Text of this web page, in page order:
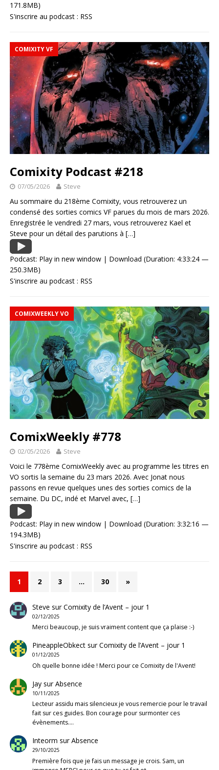
171.8MB)
S'inscrire au podcast : RSS
COMIXITY VF
Comixity Podcast #218
07/05/2026 Steve
Au sommaire du 218ème Comixity, vous retrouverez un
condensé des sorties comics VF parues du mois de mars 2026.
Enregistrée le vendredi 27 mars, vous retrouverez Kael et
Steve pour un détail des parutions à […]
Podcast: Play in new window | Download (Duration: 4:33:24 —
250.3MB)
S'inscrire au podcast : RSS
COMIXWEEKLY VO
ComixWeekly #778
02/05/2026 Steve
Voici le 778ème ComixWeekly avec au programme les titres en
VO sortis la semaine du 23 mars 2026. Avec Jonat nous
passons en revue quelques unes des sorties comics de la
semaine. Du DC, indé et Marvel avec, […]
Podcast: Play in new window | Download (Duration: 3:32:16 —
194.3MB)
S'inscrire au podcast : RSS
1 2 3 … 30 »
Steve surComixity de l’Avent – jour 1
02/12/2025
Merci beaucoup, je suis vraiment content que ça plaise :-)
PineappleObkectsurComixity de l’Avent – jour 1
01/12/2025
Oh quelle bonne idée ! Merci pour ce Comixity de l'Avent!
JaysurAbsence
10/11/2025
Lecteur assidu mais silencieux je vous remercie pour le travail
fait sur ces guides. Bon courage pour surmonter ces
évènements.…
Inteorm surAbsence
29/10/2025
Première fois que je fais un message je crois. Sam, un